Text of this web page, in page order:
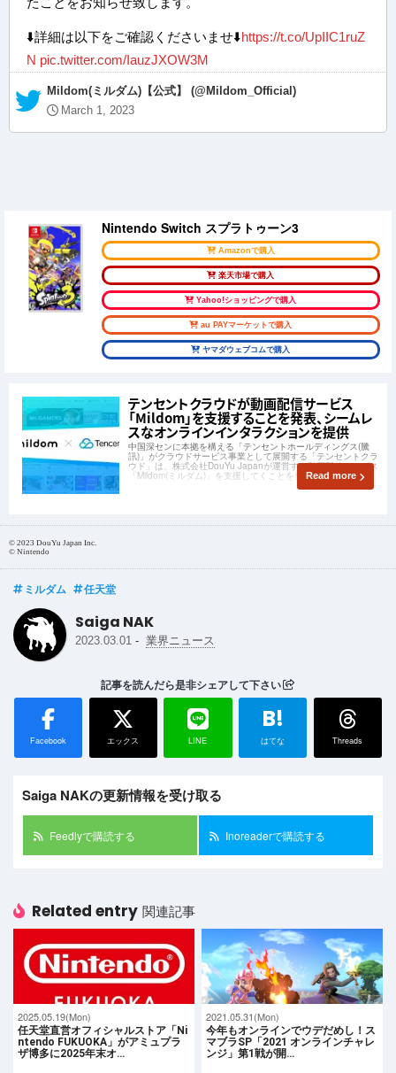
⬇️詳細は以下をご確認くださいませ⬇️https://t.co/UpIIC1ruZ
N pic.twitter.com/IauzJXOW3M
— Mildom(ミルダム)【公式】 (@Mildom_Official)
March 1, 2023
Nintendo Switch スプラトゥーン3
Amazonで購入
楽天市場で購入
Yahoo!ショッピングで購入
au PAYマーケットで購入
ヤマダウェブコムで購入
テンセントクラウドが動画配信サービス
「Mildom」を支援することを発表、シームレ
スなオンラインインタラクションを提供
中国深センに本拠を構える「テンセントホールディングス(騰
訊)」がクラウドサービス事業として展開する「テンセントクラ
ウド」は、株式会社DouYu Japanが運営する動画配信サービス
「Mildom(ミルダム)」を支援してくことを発表した。
Read more
© 2023 DouYu Japan Inc.
© Nintendo
ミルダム 任天堂
Saiga NAK
2023.03.01 - 業界ニュース
記事を読んだら是非シェアして下さい
Facebook エックス LINE
B!
はてな Threads
Saiga NAKの更新情報を受け取る
Feedlyで購読する Inoreaderで購読する
Related entry 関連記事
2025.05.19(Mon)
任天堂直営オフィシャルストア「Ni
ntendo FUKUOKA」がアミュプラ
ザ博多に2025年末オ…
2021.05.31(Mon)
今年もオンラインでウデだめし！ス
マブラSP「2021 オンラインチャレ
ンジ」第1戦が開…